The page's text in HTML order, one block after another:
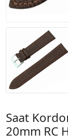
Saat
20mm RC